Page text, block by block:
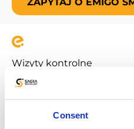
Consent
Wizyty kontrolne
Sprawdzaj
które